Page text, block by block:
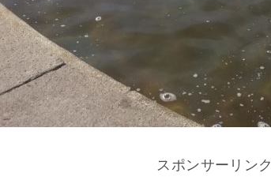
スポンサーリンク